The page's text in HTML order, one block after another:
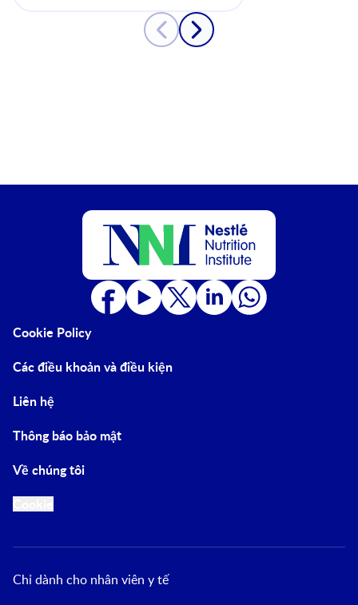
Cookie Policy
Các điều khoản và điều kiện
Liên hệ
Thông báo bảo mật
Về chúng tôi
Chỉ dành cho nhân viên y tế